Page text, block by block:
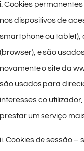
i. Cookies
nos dispositivos de
smartphone ou tablet),
(browser), e são
novamente o site da
são usados para
interesses do
prestar um serviço
ii. Cookies de sessão –